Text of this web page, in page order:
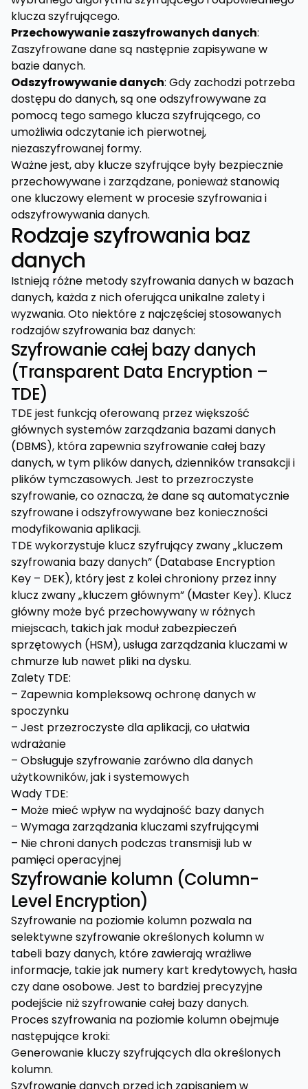
klucza szyfrującego.
Przechowywanie zaszyfrowanych danych:
Zaszyfrowane dane są następnie zapisywane w
bazie danych.
Odszyfrowywanie danych: Gdy zachodzi potrzeba
dostępu do danych, są one odszyfrowywane za
pomocą tego samego klucza szyfrującego, co
umożliwia odczytanie ich pierwotnej,
niezaszyfrowanej formy.
Ważne jest, aby klucze szyfrujące były bezpiecznie
przechowywane i zarządzane, ponieważ stanowią
one kluczowy element w procesie szyfrowania i
odszyfrowywania danych.
Rodzaje szyfrowania baz
danych
Istnieją różne metody szyfrowania danych w bazach
danych, każda z nich oferująca unikalne zalety i
wyzwania. Oto niektóre z najczęściej stosowanych
rodzajów szyfrowania baz danych:
Szyfrowanie całej bazy danych
(Transparent Data Encryption –
TDE)
TDE jest funkcją oferowaną przez większość
głównych systemów zarządzania bazami danych
(DBMS), która zapewnia szyfrowanie całej bazy
danych, w tym plików danych, dzienników transakcji i
plików tymczasowych. Jest to przezroczyste
szyfrowanie, co oznacza, że dane są automatycznie
szyfrowane i odszyfrowywane bez konieczności
modyfikowania aplikacji.
TDE wykorzystuje klucz szyfrujący zwany „kluczem
szyfrowania bazy danych” (Database Encryption
Key – DEK), który jest z kolei chroniony przez inny
klucz zwany „kluczem głównym” (Master Key). Klucz
główny może być przechowywany w różnych
miejscach, takich jak moduł zabezpieczeń
sprzętowych (HSM), usługa zarządzania kluczami w
chmurze lub nawet pliki na dysku.
Zalety TDE:
– Zapewnia kompleksową ochronę danych w
spoczynku
– Jest przezroczyste dla aplikacji, co ułatwia
wdrażanie
– Obsługuje szyfrowanie zarówno dla danych
użytkowników, jak i systemowych
Wady TDE:
– Może mieć wpływ na wydajność bazy danych
– Wymaga zarządzania kluczami szyfrującymi
– Nie chroni danych podczas transmisji lub w
pamięci operacyjnej
Szyfrowanie kolumn (Column-
Level Encryption)
Szyfrowanie na poziomie kolumn pozwala na
selektywne szyfrowanie określonych kolumn w
tabeli bazy danych, które zawierają wrażliwe
informacje, takie jak numery kart kredytowych, hasła
czy dane osobowe. Jest to bardziej precyzyjne
podejście niż szyfrowanie całej bazy danych.
Proces szyfrowania na poziomie kolumn obejmuje
następujące kroki:
Generowanie kluczy szyfrujących dla określonych
kolumn.